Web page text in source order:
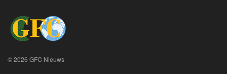
© 2026 GFC Nieuws